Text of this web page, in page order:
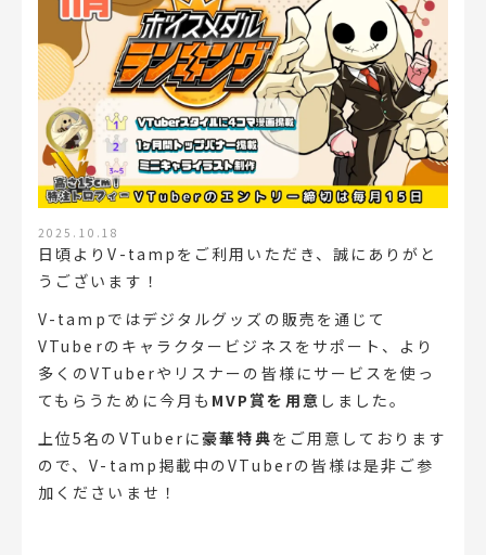
2025.10.18
日頃よりV-tampをご利用いただき、誠にありがと
うございます！
V-tampではデジタルグッズの販売を通じて
VTuberのキャラクタービジネスをサポート、より
多くのVTuberやリスナーの皆様にサービスを使っ
てもらうために今月も MVP賞を用意 しました。
上位5名のVTuberに豪華特典をご用意しております
ので、V-tamp掲載中のVTuberの皆様は是非ご参
加くださいませ！